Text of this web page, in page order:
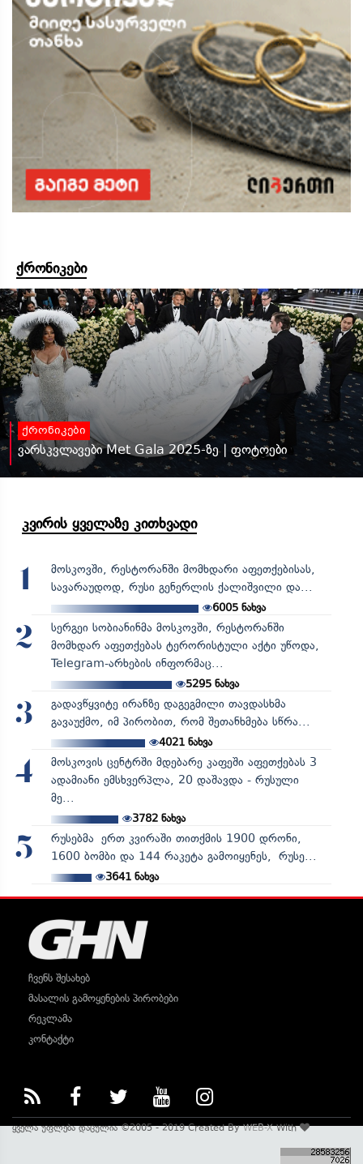
ქრონიკები
ქრონიკები
ვარსკვლავები Met Gala 2025-ზე | ფოტოები
კვირის ყველაზე კითხვადი
1
მოსკოვში, რესტორანში მომხდარი აფეთქებისას,
სავარაუდოდ, რუსი გენერლის ქალიშვილი და...
6005 ნახვა
2
სერგეი სობიანინმა მოსკოვში, რესტორანში
მომხდარ აფეთქებას ტერორისტული აქტი უწოდა,
Telegram-არხების ინფორმაც...
5295ნახვა
3
გადავწყვიტე ირანზე დაგეგმილი თავდასხმა
გავაუქმო, იმ პირობით, რომ შეთანხმება სწრა...
4021ნახვა
4
მოსკოვის ცენტრში მდებარე კაფეში აფეთქებას 3
ადამიანი ემსხვერპლა, 20 დაშავდა - რუსული
მე...
3782ნახვა
5
რუსებმა ერთ კვირაში თითქმის 1900 დრონი,
1600 ბომბი და 144 რაკეტა გამოიყენეს, რუსე...
3641ნახვა
ჩვენს შესახებ
მასალის გამოყენების პირობები
რეკლამა
კონტაქტი
ყველა უფლება დაცულია ©2005 - 2019 Created ByWEB-XWith